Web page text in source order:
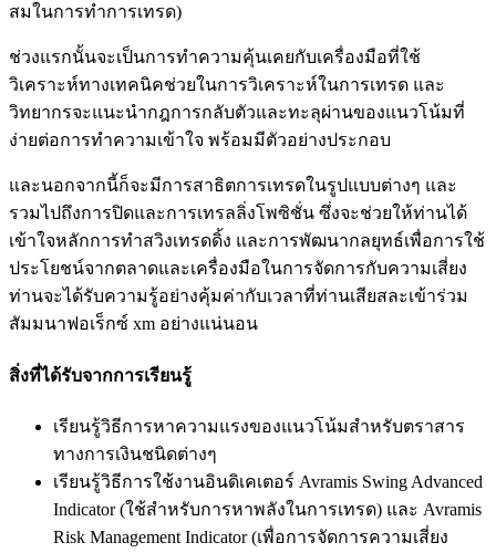
สมในการทำการเทรด)
ช่วงแรกนั้นจะเป็นการทำความคุ้นเคยกับเครื่องมือที่ใช้
วิเคราะห์ทางเทคนิคช่วยในการวิเคราะห์ในการเทรด และ
วิทยากรจะแนะนำกฎการกลับตัวและทะลุผ่านของแนวโน้มที่
ง่ายต่อการทำความเข้าใจ พร้อมมีตัวอย่างประกอบ
และนอกจากนี้ก็จะมีการสาธิตการเทรดในรูปแบบต่างๆ และ
รวมไปถึงการปิดและการเทรลลิ่งโพซิชั่น ซึ่งจะช่วยให้ท่านได้
เข้าใจหลักการทำสวิงเทรดดิ้ง และการพัฒนากลยุทธ์เพื่อการใช้
ประโยชน์จากตลาดและเครื่องมือในการจัดการกับความเสี่ยง
ท่านจะได้รับความรู้อย่างคุ้มค่ากับเวลาที่ท่านเสียสละเข้าร่วม
สัมมนาฟอเร็กซ์ xm อย่างแน่นอน
สิ่งที่ได้รับจากการเรียนรู้
เรียนรู้วิธีการหาความแรงของแนวโน้มสำหรับตราสาร
ทางการเงินชนิดต่างๆ
เรียนรู้วิธีการใช้งานอินดิเคเตอร์ Avramis Swing Advanced
Indicator (ใช้สำหรับการหาพลังในการเทรด) และ Avramis
Risk Management Indicator (เพื่อการจัดการความเสี่ยง